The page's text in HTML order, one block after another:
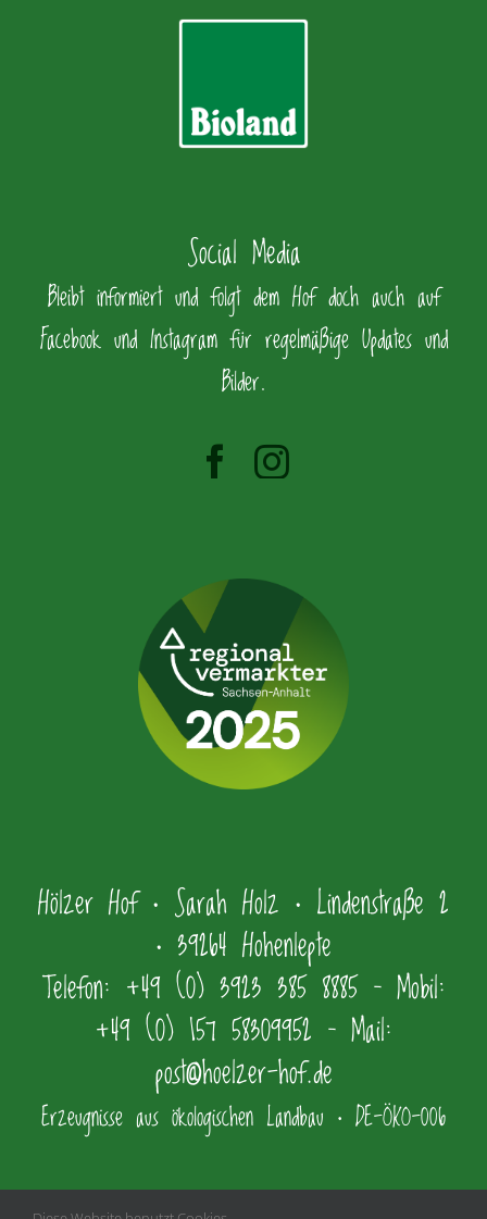
Social Media
Bleibt informiert und folgt dem Hof doch auch auf
Facebook und Instagram für regelmäßige Updates und
Bilder.
Hölzer Hof • Sarah Holz • Lindenstraße 2
• 39264 Hohenlepte
Telefon: +49 (0) 3923 385 8885 – Mobil:
+49 (0) 157 58309952 – Mail:
post@hoelzer-hof.de
Erzeugnisse aus ökologischen Landbau • DE-ÖKO-006